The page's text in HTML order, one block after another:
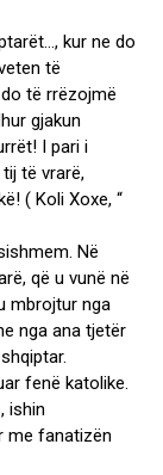
kur ne do
të
të rrëzojmë
gjakun
I pari i
të vrarë,
( Koli Xoxe, “
Në
që u vunë në
mbrojtur nga
nga ana tjetër
fenë katolike.
ishin
me fanatizën